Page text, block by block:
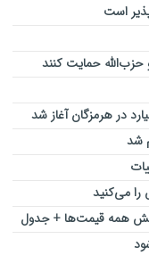
است
حزب‌الله حمایت کنند
شد
می‌کنید
همه قیمت‌ها + جدول